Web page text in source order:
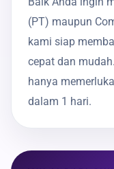
(PT) maupun
kami siap
cepat dan
hanya
dalam 1 hari.